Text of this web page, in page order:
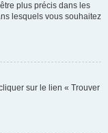
plus précis dans les
lesquels vous souhaitez
sur le lien « Trouver